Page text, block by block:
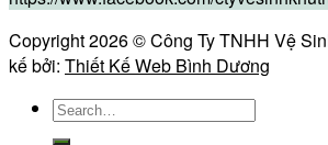
Copyright 2026 © Công Ty TNHH Vệ
kế bởi: Thiết Kế Web Bình Dương